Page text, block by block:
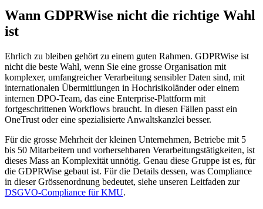
Wann GDPRWise nicht die richtige Wahl
ist
Ehrlich zu bleiben gehört zu einem guten Rahmen. GDPRWise ist
nicht die beste Wahl, wenn Sie eine grosse Organisation mit
komplexer, umfangreicher Verarbeitung sensibler Daten sind, mit
internationalen Übermittlungen in Hochrisikoländer oder einem
internen DPO-Team, das eine Enterprise-Plattform mit
fortgeschrittenen Workflows braucht. In diesen Fällen passt ein
OneTrust oder eine spezialisierte Anwaltskanzlei besser.
Für die grosse Mehrheit der kleinen Unternehmen, Betriebe mit 5
bis 50 Mitarbeitern und vorhersehbaren Verarbeitungstätigkeiten, ist
dieses Mass an Komplexität unnötig. Genau diese Gruppe ist es, für
die GDPRWise gebaut ist. Für die Details dessen, was Compliance
in dieser Grössenordnung bedeutet, siehe unseren Leitfaden zur
DSGVO-Compliance für KMU.